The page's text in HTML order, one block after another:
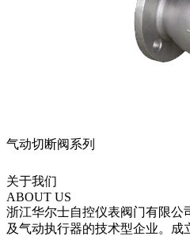
气动切断阀系列
关于我们
ABOUT US
浙江华尔士自控仪表阀门有限公
及气动执行器的技术型企业。成